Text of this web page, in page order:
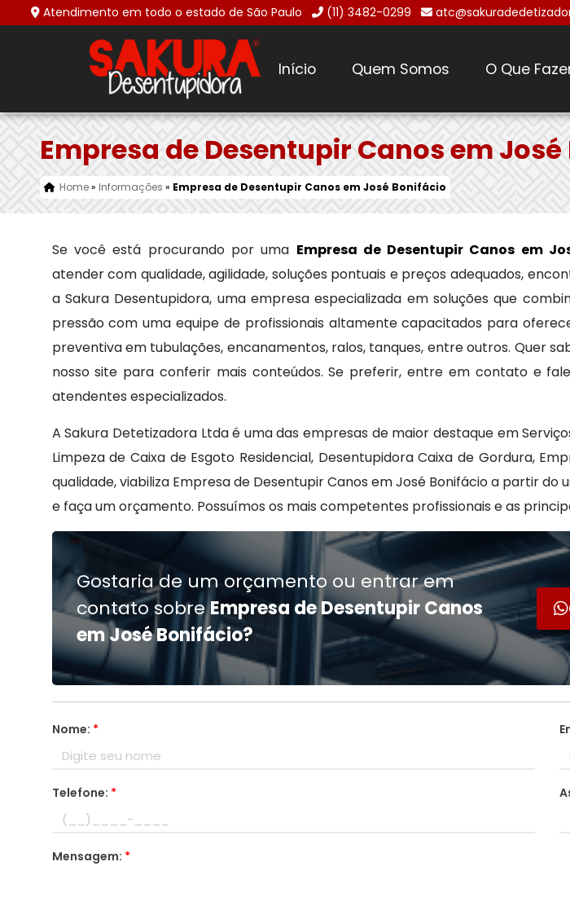
Atendimento em todo o estado de São Paulo (11) 3482-0299
Início Quem Somos O Que
Empresa de Desentupir Canos em
Home» Informações » Empresa de Desentupir Canos em José Bonifácio
Se você está procurando por uma Empresa de Desentupir Canos em
atender com qualidade, agilidade, soluções pontuais e preços adequados,
a Sakura Desentupidora, uma empresa especializada em soluções que
pressão com uma equipe de profissionais altamente capacitados para
preventiva em tubulações, encanamentos, ralos, tanques, entre outros. Quer
nosso site para conferir mais conteúdos. Se preferir, entre em contato e
atendentes especializados.
A Sakura Detetizadora Ltda é uma das empresas de maior destaque em
Limpeza de Caixa de Esgoto Residencial, Desentupidora Caixa de Gordura,
qualidade, viabiliza Empresa de Desentupir Canos em José Bonifácio a partir
e faça um orçamento. Possuímos os mais competentes profissionais e as
Gostaria de um orçamento ou entrar em
contato sobreEmpresa de Desentupir Canos
em José Bonifácio?
Nome: *
Telefone: *
Mensagem: *